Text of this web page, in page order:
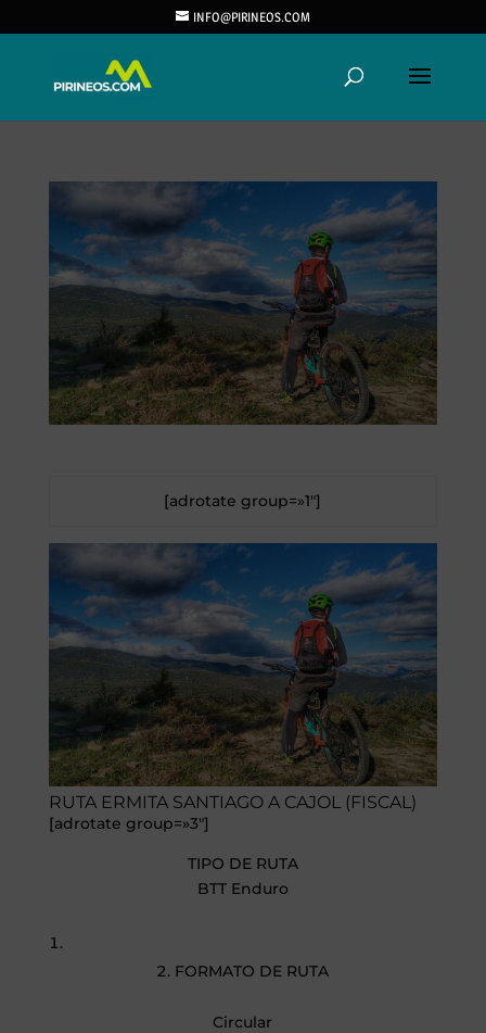
INFO@PIRINEOS.COM
[adrotate group=»1″]
RUTA ERMITA SANTIAGO A CAJOL (FISCAL)
[adrotate group=»3″]
TIPO DE RUTA
BTT Enduro
FORMATO DE RUTA
Circular